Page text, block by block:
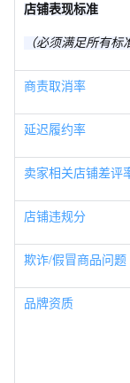
店铺表现标准
（必须满足所有标
商责取消率
延迟履约率
卖家相关店铺差评
店铺违规分
欺诈/假冒商品问题
品牌资质